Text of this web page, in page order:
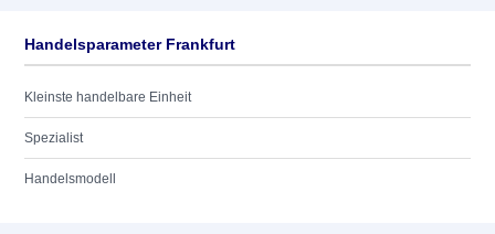
Handelsparameter Frankfurt
Kleinste handelbare Einheit
Spezialist
Handelsmodell